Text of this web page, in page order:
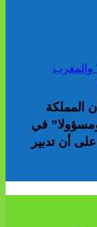
المملكة
في
أن تدبير